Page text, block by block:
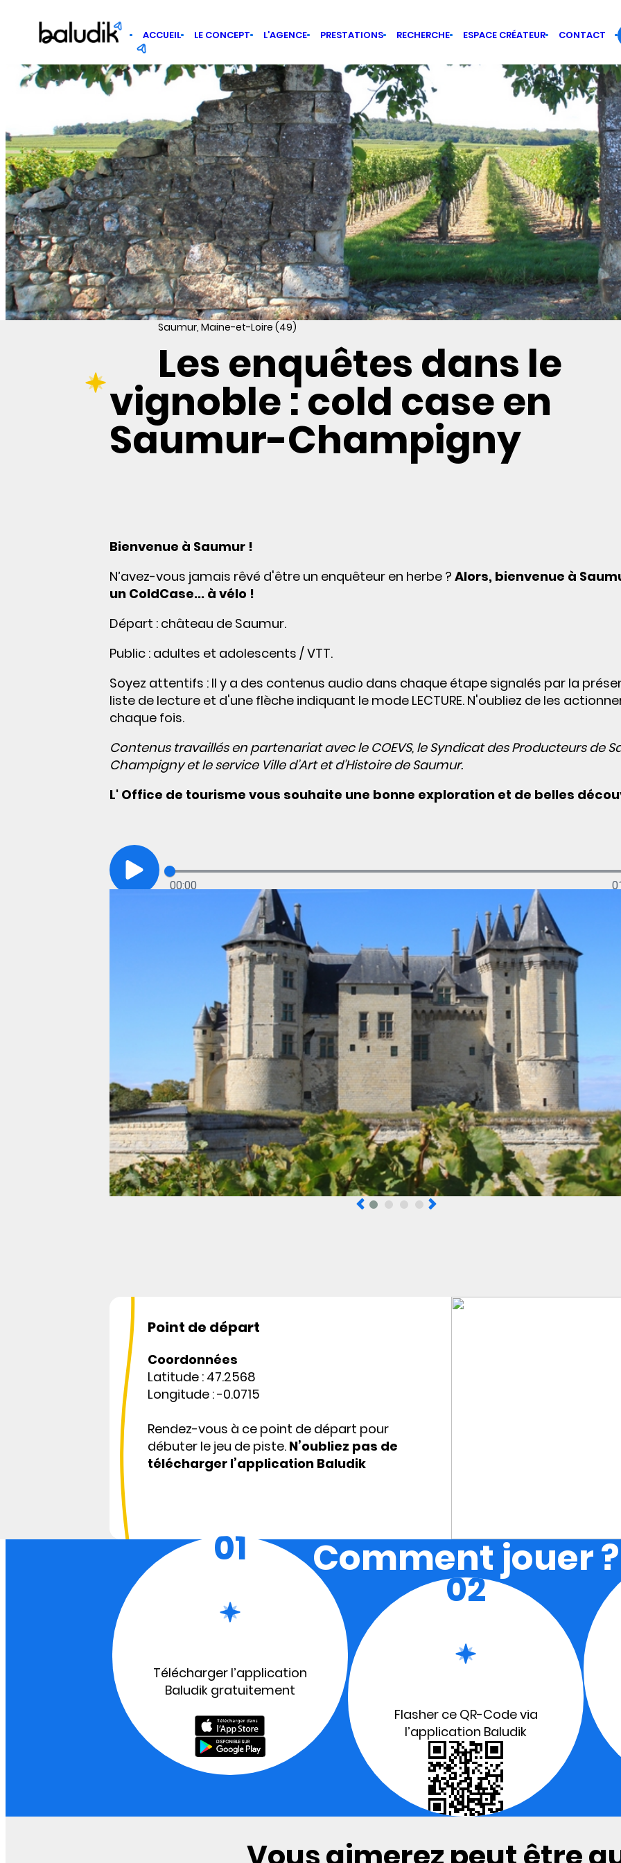
ACCUEIL LE CONCEPT L’AGENCE PRESTATIONS RECHERCHE ESPACE CRÉATEUR CONTACT
Saumur, Maine-et-Loire (49)
Les enquêtes dans le
vignoble : cold case en
Saumur-Champigny
Bienvenue à Saumur !
N’avez-vous jamais rêvé d'être un enquêteur en herbe ? Alors, bienvenue à
un ColdCase... à vélo !
Départ : château de Saumur.
Public : adultes et adolescents / VTT.
Soyez attentifs : Il y a des contenus audio dans chaque étape signalés par la
liste de lecture et d'une flèche indiquant le mode LECTURE. N'oubliez de les
chaque fois.
Contenus travaillés en partenariat avec le COEVS, le Syndicat des Producteurs de
Champigny et le service Ville d’Art et d’Histoire de Saumur.
L' Office de tourisme vous souhaite une bonne exploration et de belles
00:00
Point de départ
Coordonnées
Latitude : 47.2568
Longitude : -0.0715
Rendez-vous à ce point de départ pour
débuter le jeu de piste. N’oubliez pas de
télécharger l’application Baludik
Comment jouer ?
01
Télécharger l’application
Baludik gratuitement
02
Flasher ce QR-Code via
l’application Baludik